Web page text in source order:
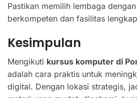
Pastikan memilih lembaga
berkompeten dan fasilitas
Kesimpulan
Mengikuti kursus komputer di
adalah cara praktis untuk
digital. Dengan lokasi strategis,